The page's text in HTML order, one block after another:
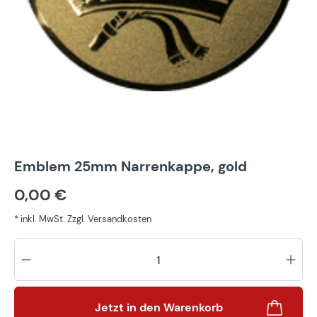
Emblem 25mm Narrenkappe, gold
0,00 €
* inkl. MwSt. Zzgl. Versandkosten
Jetzt in den Warenkorb